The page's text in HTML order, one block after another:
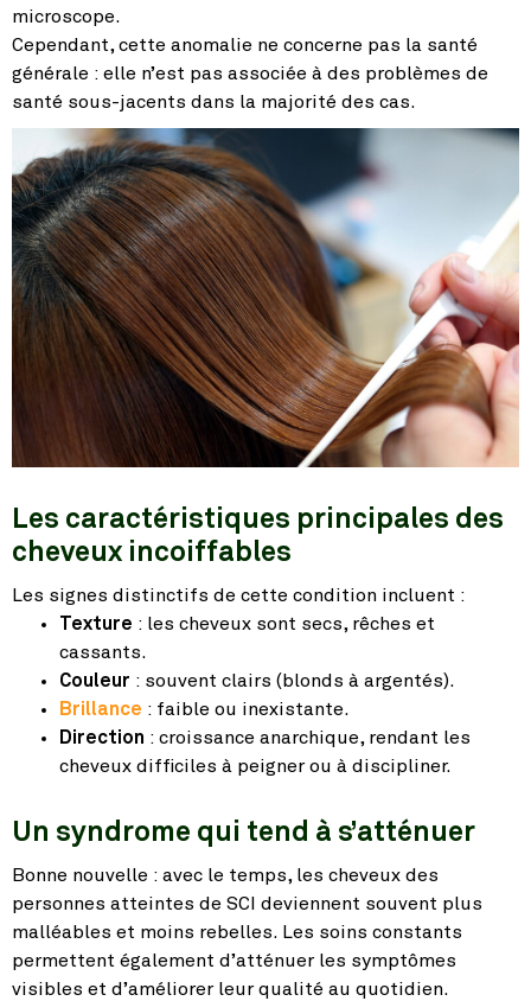
microscope.
Cependant, cette anomalie ne concerne pas la santé
générale : elle n’est pas associée à des problèmes de
santé sous-jacents dans la majorité des cas.
Les caractéristiques principales des
cheveux incoiffables
Les signes distinctifs de cette condition incluent :
Texture : les cheveux sont secs, rêches et
cassants.
Couleur : souvent clairs (blonds à argentés).
Brillance : faible ou inexistante.
Direction : croissance anarchique, rendant les
cheveux difficiles à peigner ou à discipliner.
Un syndrome qui tend à s’atténuer
Bonne nouvelle : avec le temps, les cheveux des
personnes atteintes de SCI deviennent souvent plus
malléables et moins rebelles. Les soins constants
permettent également d’atténuer les symptômes
visibles et d’améliorer leur qualité au quotidien.